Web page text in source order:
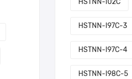
HSTNN-I02C
HSTNN-I97C-3
HSTNN-I97C-4
HSTNN-I98C-5